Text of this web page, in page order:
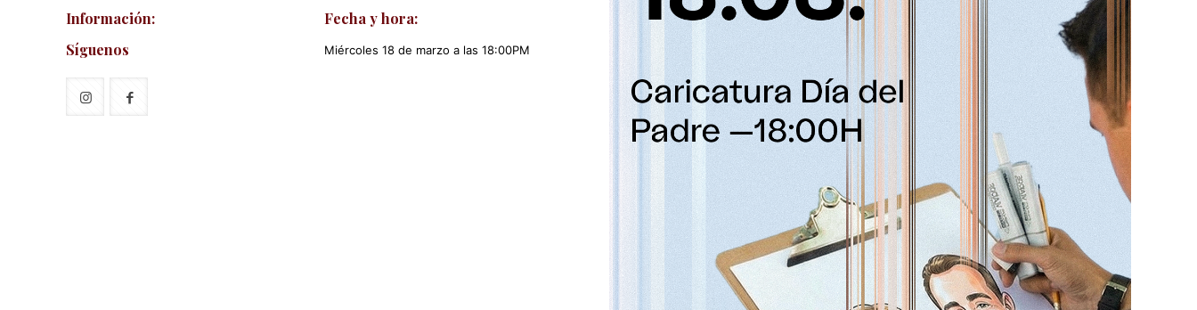
Información:
Síguenos
Fecha y hora:
Miércoles 18 de marzo a las 18:00PM